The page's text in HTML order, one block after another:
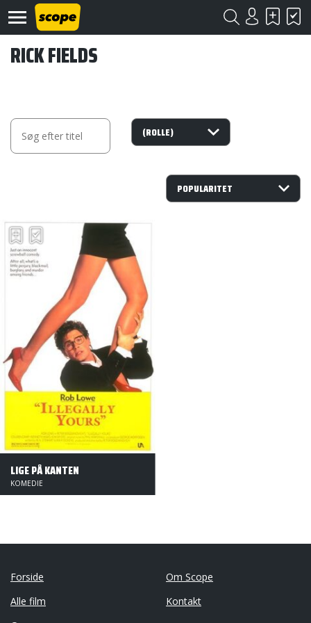
Om
2020
RICK FIELDS
LIGE PÅ KANTEN
KOMEDIE
Forside
Alle film
Om Scope
Kontakt